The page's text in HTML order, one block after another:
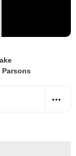
Parsons